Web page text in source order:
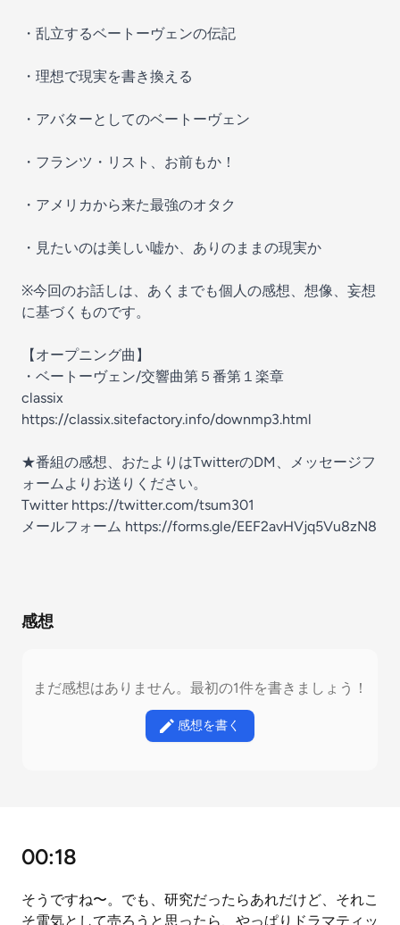
・乱立するベートーヴェンの伝記
・理想で現実を書き換える
・アバターとしてのベートーヴェン
・フランツ・リスト、お前もか！
・アメリカから来た最強のオタク
・見たいのは美しい嘘か、ありのままの現実か
※今回のお話しは、あくまでも個人の感想、想像、妄想
に基づくものです。
【オープニング曲】
・ベートーヴェン/交響曲第５番第１楽章
classix
https://classix.sitefactory.info/downmp3.html
★番組の感想、おたよりはTwitterのDM、メッセージフ
ォームよりお送りください。
Twitter https://twitter.com/tsum301
メールフォーム https://forms.gle/EEF2avHVjq5Vu8zN8
感想
まだ感想はありません。最初の1件を書きましょう！
感想を書く
00:18
そうですね〜。でも、研究だったらあれだけど、それこ
そ電気として売ろうと思ったら、やっぱりドラマティッ